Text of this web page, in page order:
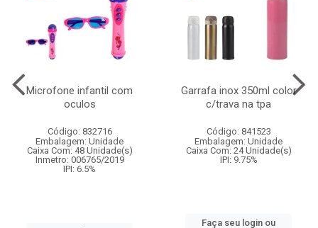
Microfone infantil com
oculos
Código: 832716
Embalagem: Unidade
Caixa Com: 48 Unidade(s)
Inmetro: 006765/2019
IPI: 6.5%
Garrafa inox 350ml color
c/trava na tpa
Código: 841523
Embalagem: Unidade
Caixa Com: 24 Unidade(s)
IPI: 9.75%
Faça seu login ou